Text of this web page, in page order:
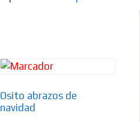
Osito abrazos de
navidad